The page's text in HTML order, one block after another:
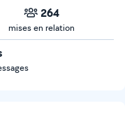
264
mises en relation